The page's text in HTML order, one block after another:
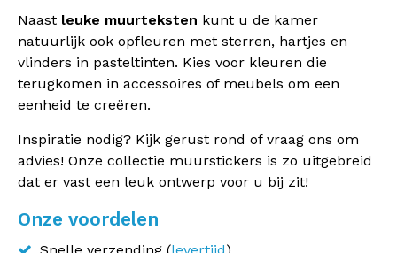
Naast leuke muurteksten kunt u de kamer
natuurlijk ook opfleuren met sterren, hartjes en
vlinders in pasteltinten. Kies voor kleuren die
terugkomen in accessoires of meubels om een
eenheid te creëren.
Inspiratie nodig? Kijk gerust rond of vraag ons om
advies! Onze collectie muurstickers is zo uitgebreid
dat er vast een leuk ontwerp voor u bij zit!
Onze voordelen